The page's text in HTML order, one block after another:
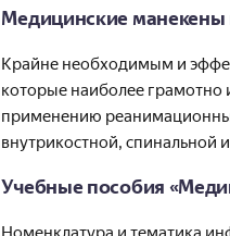
Медицинские
Крайне необходимым и
которые наиболее грамотно
применению
внутрикостной, спинальной
Учебные пособия